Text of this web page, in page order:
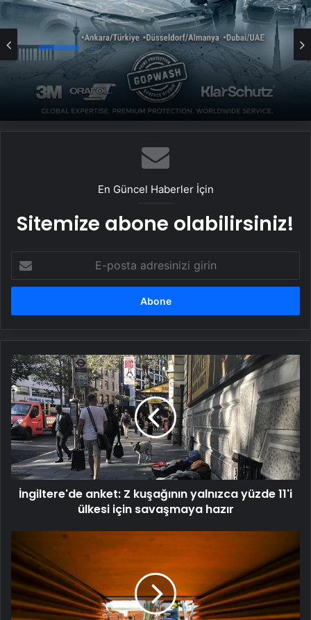
UETDS Nedir ? Uetds.com İle Akıllı Dijital
Taşımacılık Yazılımı
En Güncel Haberler İçin
Sitemize abone olabilirsiniz!
posta
adresinizi
İngiltere'de
anket:
Z
kuşağının
yalnızca
yüzde
11'i
ülkesi
için
savaşmaya
İngiltere'de anket: Z kuşağının yalnızca yüzde 11'i
ülkesi için savaşmaya hazır
Bakır
Sanayisini
Güçlendirecek